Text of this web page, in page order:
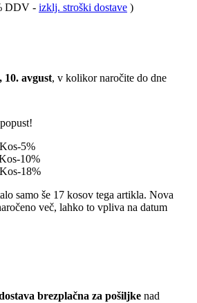
DDV - izklj. stroški dostave )
10. avgust, v kolikor naročite do dne
-5%
-10%
-18%
samo še 17 kosov tega artikla. Nova
več, lahko to vpliva na datum
brezplačna za pošiljke nad